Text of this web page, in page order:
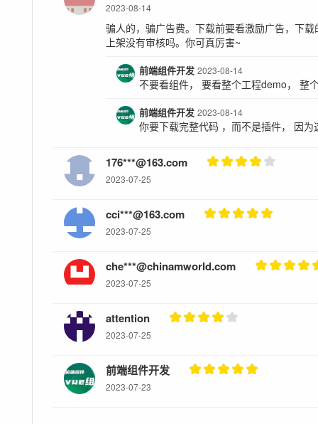
2023-08-14
骗人的，骗广告费。下载前要看激励广告，下
上架没有审核吗。你可真厉害~
前端组件开发2023-08-14
不要看组件， 要看整个工程demo， 整
前端组件开发2023-08-14
你要下载完整代码 ，而不是插件， 因
176***@163.com
2023-07-25
cci***@163.com
2023-07-25
che***@chinamworld.com
2023-07-25
attention
2023-07-25
前端组件开发
2023-07-23